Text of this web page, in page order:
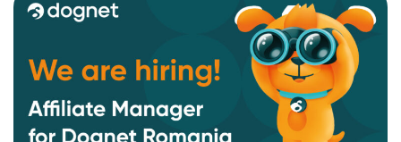
CITIȚI MAI MULT